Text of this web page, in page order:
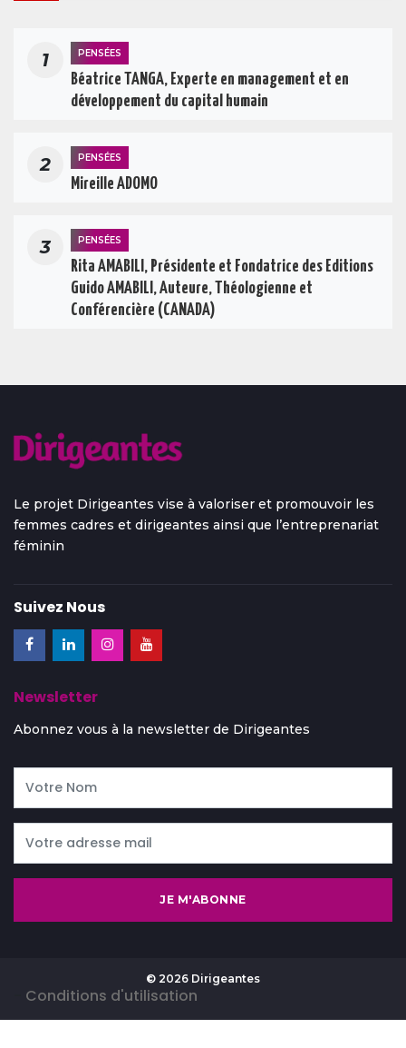
1 PENSÉES
Béatrice TANGA, Experte en management et en
développement du capital humain
2 PENSÉES
Mireille ADOMO
3 PENSÉES
Rita AMABILI, Présidente et Fondatrice des Editions
Guido AMABILI, Auteure, Théologienne et
Conférencière (CANADA)
Le projet Dirigeantes vise à valoriser et promouvoir les
femmes cadres et dirigeantes ainsi que l’entreprenariat
féminin
Suivez Nous
Newsletter
Abonnez vous à la newsletter de Dirigeantes
JE M'ABONNE
© 2026 Dirigeantes
Conditions d'utilisation